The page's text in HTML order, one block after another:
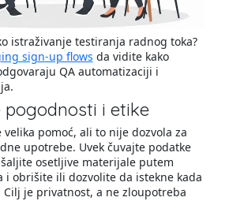
istraživanje testiranja radnog toka?
sign-up flows da vidite kako
QA automatizaciji i
pogodnosti i etike
velika pomoć, ali to nije dozvola za
upotrebe. Uvek čuvajte podatke
osetljive materijale putem
i obrišite ili dozvolite da istekne kada
Cilj je privatnost, a ne zloupotreba